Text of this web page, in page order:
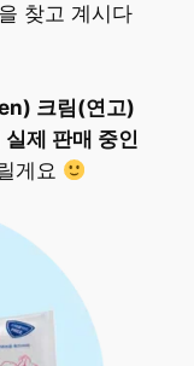
찾고 계시다
크림(연고)
제 판매 중인
게요